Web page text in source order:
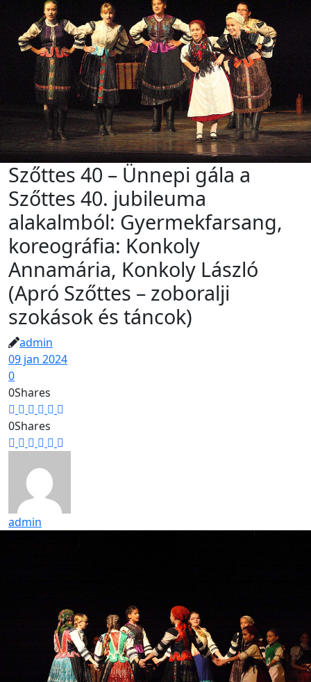
Szőttes 40 – Ünnepi gála a
Szőttes 40. jubileuma
alakalmból: Gyermekfarsang,
koreográfia: Konkoly
Annamária, Konkoly László
(Apró Szőttes – zoboralji
szokások és táncok)
admin
09 jan 2024
0
0Shares
0Shares
admin